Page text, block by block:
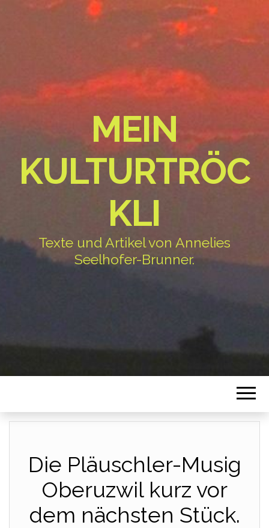
MEIN
KULTURTRÖC
KLI
Texte und Artikel von Annelies
Seelhofer-Brunner.
Die Pläuschler-Musig
Oberuzwil kurz vor
dem nächsten Stück.